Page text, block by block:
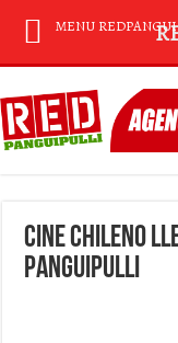
Cine chileno
Panguipulli
MENU